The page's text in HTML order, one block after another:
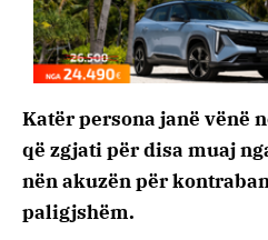
Katër persona janë vënë
që zgjati për disa muaj
nën akuzën për
paligjshëm.